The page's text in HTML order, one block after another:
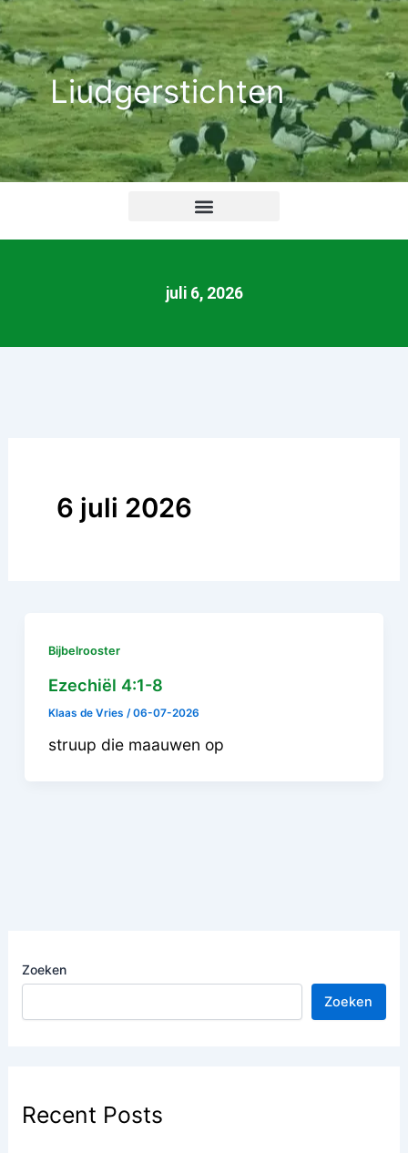
Ga
naar
de
inhoudLiudgerstichten
juli 6, 2026
Zoeken
Zoeken
Recent Posts
6 juli 2026
Bijbelrooster
Ezechiël 4:1-8
Klaas de Vries/06-07-2026
struup die maauwen op